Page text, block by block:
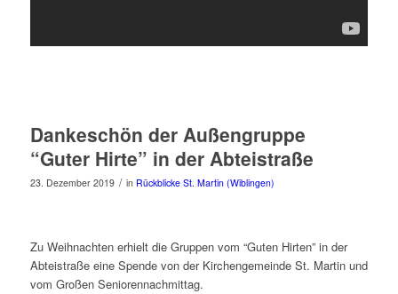
Dankeschön der Außengruppe
“Guter Hirte” in der Abteistraße
23. Dezember 2019 / in Rückblicke St. Martin (Wiblingen)
Zu Weihnachten erhielt die Gruppen vom “Guten Hirten” in der
Abteistraße eine Spende von der Kirchengemeinde St. Martin und
vom Großen Seniorennachmittag.